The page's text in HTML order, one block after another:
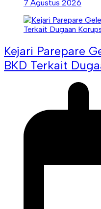
7 Agustus 2026
Kejari Parepare
BKD Terkait